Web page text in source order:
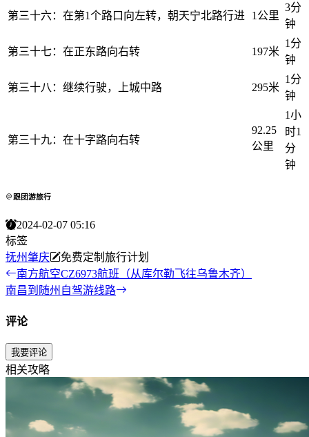
第三十六：在第1个路口向左转，朝天宁北路行进 1公里
3分
钟
第三十七：在正东路向右转 197米
1分
钟
第三十八：继续行驶，上城中路 295米
1分
钟
第三十九：在十字路向右转
92.25
公里
1小
时1
分
钟
跟团游旅行
2024-02-07 05:16
标签
抚州肇庆
免费定制旅行计划
南方航空CZ6973航班（从库尔勒飞往乌鲁木齐）
南昌到随州自驾游线路
评论
我要评论
相关攻略